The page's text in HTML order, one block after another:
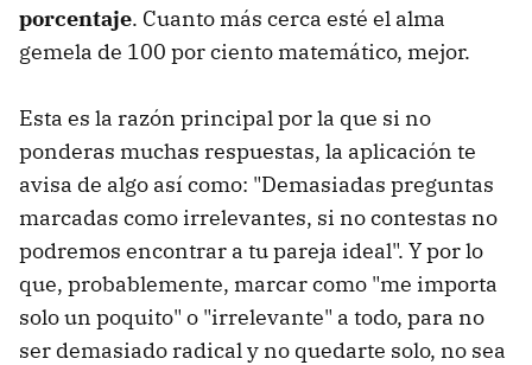
porcentaje. Cuanto más cerca esté el alma
gemela de 100 por ciento matemático, mejor.
Esta es la razón principal por la que si no
ponderas muchas respuestas, la aplicación te
avisa de algo así como: "Demasiadas preguntas
marcadas como irrelevantes, si no contestas no
podremos encontrar a tu pareja ideal". Y por lo
que, probablemente, marcar como "me importa
solo un poquito" o "irrelevante" a todo, para no
ser demasiado radical y no quedarte solo, no sea